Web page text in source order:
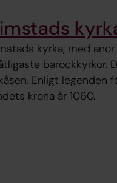
kyrka, med
barockkyrkor.
Enligt legenden
krona år 1060.